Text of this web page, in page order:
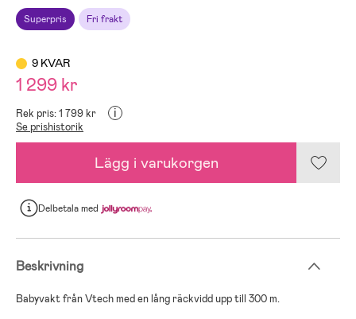
Superpris Fri frakt
9 KVAR
1 299 kr
Rek pris: 1 799 kr i
Se prishistorik
Lägg i varukorgen
Delbetalamed
Beskrivning
Babyvakt från Vtech med en lång räckvidd upp till 300 m.